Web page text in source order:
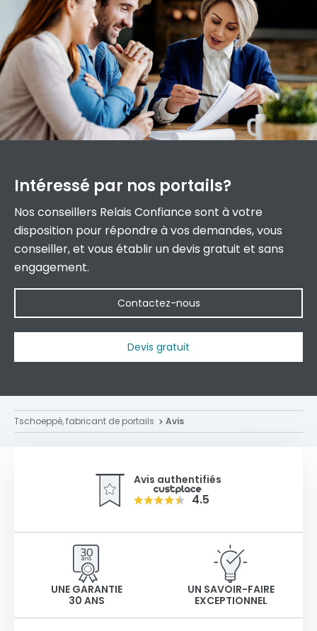
Intéressé par nos portails?
Nos conseillers Relais Confiance sont à votre
disposition pour répondre à vos demandes, vous
conseiller, et vous établir un devis gratuit et sans
engagement.
Contactez-nous
Devis gratuit
Tschoeppé, fabricant de portails Avis
Avis authentifiés
4.5
UNE GARANTIE
30 ANS
UN SAVOIR-FAIRE
EXCEPTIONNEL